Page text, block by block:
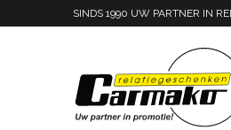
SINDS 1990 UW PARTNER IN